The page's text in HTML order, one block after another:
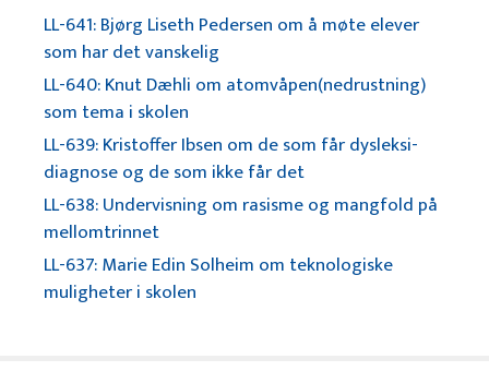
LL-641: Bjørg Liseth Pedersen om å møte elever
som har det vanskelig
LL-640: Knut Dæhli om atomvåpen(nedrustning)
som tema i skolen
LL-639: Kristoffer Ibsen om de som får dysleksi-
diagnose og de som ikke får det
LL-638: Undervisning om rasisme og mangfold på
mellomtrinnet
LL-637: Marie Edin Solheim om teknologiske
muligheter i skolen